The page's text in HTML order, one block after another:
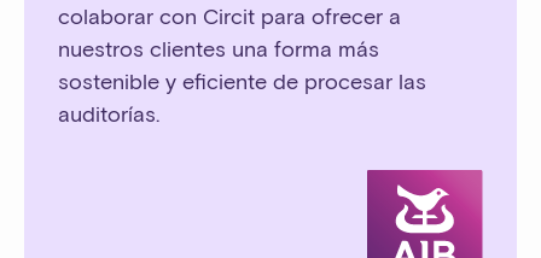
colaborar con Circit para ofrecer a
nuestros clientes una forma más
sostenible y eficiente de procesar las
auditorías.